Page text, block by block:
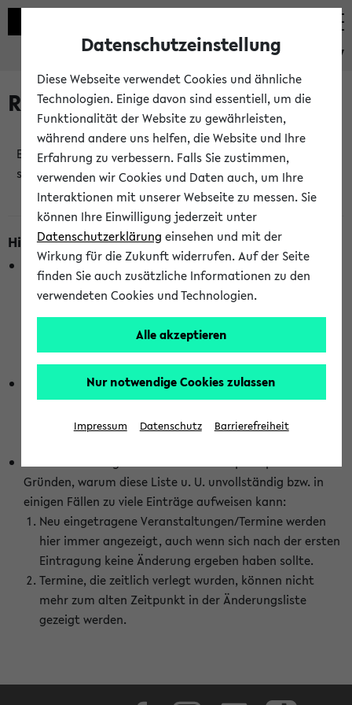
eKVV
Raumänderungen
Es wurden keine Raumänderungen an jetzt
stattfindenden Veranstaltungen gefunden!
Hinweise zur Liste der Raumänderungen
In dieser Liste werden nur Veranstaltungstermine
berücksichtigt, die gerade oder innerhalb der nächsten 2
Stunden stattfinden. Berücksichtigt werden nur Termine,
wurden. Die Anzeige ist semesterübergreifend und nicht
abhängig vom im eKVV gewählten Semester.
Die hier gezeigte Liste von Raumänderungen kann nur
vollständig sein, wenn den Fakultäten von den Lehrenden
die Änderungen zeitnah mitgeteilt und diese Änderungen
Gründen, warum diese Liste u. U. unvollständig bzw. in
einigen Fällen zu viele Einträge aufweisen kann:
Neu eingetragene Veranstaltungen/Termine werden
hier immer angezeigt, auch wenn sich nach der ersten
Eintragung keine Änderung ergeben haben sollte.
Termine, die zeitlich verlegt wurden, können nicht
mehr zum alten Zeitpunkt in der Änderungsliste
gezeigt werden.
Datenschutzeinstellung
Diese Webseite verwendet Cookies und ähnliche
Technologien. Einige davon sind essentiell, um die
Funktionalität der Website zu gewährleisten,
während andere uns helfen, die Website und Ihre
Erfahrung zu verbessern. Falls Sie zustimmen,
verwenden wir Cookies und Daten auch, um Ihre
Interaktionen mit unserer Webseite zu messen. Sie
können Ihre Einwilligung jederzeit unter
Datenschutzerklärung einsehen und mit der
Wirkung für die Zukunft widerrufen. Auf der Seite
finden Sie auch zusätzliche Informationen zu den
verwendeten Cookies und Technologien.
Alle akzeptieren
Nur notwendige Cookies zulassen
Impressum Datenschutz Barrierefreiheit